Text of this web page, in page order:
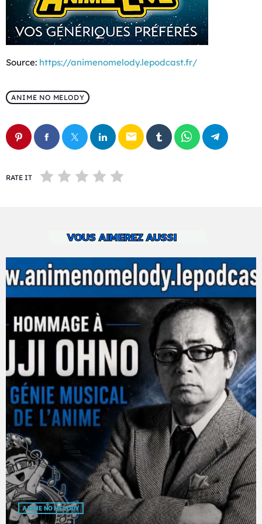
Source: https://animenomelody.lepodcast.fr/
ANIME NO MELODY
email
RATE IT
VOUS AIMEREZ AUSSI
ANIME NO MELODY